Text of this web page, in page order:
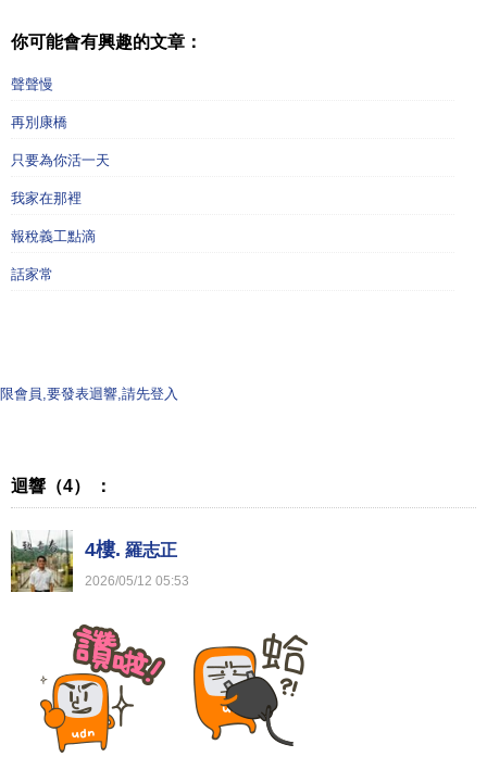
你可能會有興趣的文章：
聲聲慢
再別康橋
只要為你活一天
我家在那裡
報稅義工點滴
話家常
限會員,要發表迴響,請先登入
迴響（4） ：
4樓. 羅志正
2026/05/12 05:53